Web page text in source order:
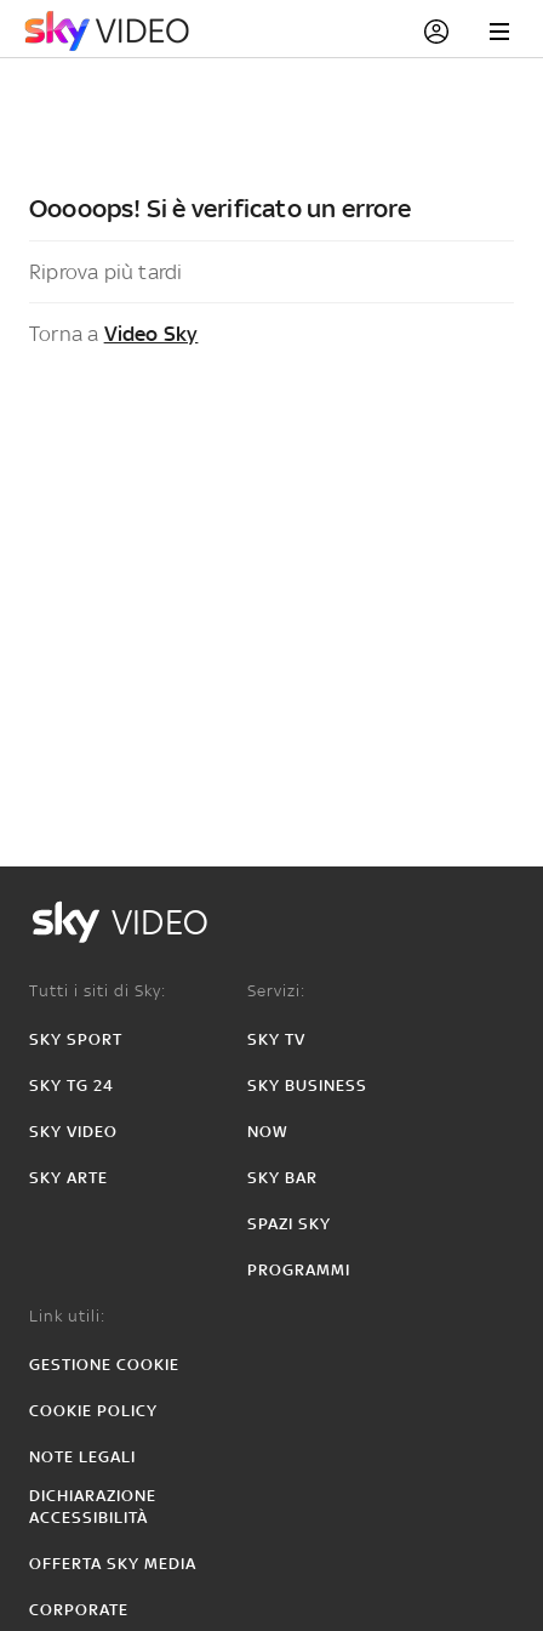
Ooooops! Si è verificato un errore
Riprova più tardi
Torna a Video Sky
VIDEO
Tutti i siti di Sky:
SKY SPORT
SKY TG 24
SKY VIDEO
SKY ARTE
Servizi:
SKY TV
SKY BUSINESS
NOW
SKY BAR
SPAZI SKY
PROGRAMMI
Link utili:
GESTIONE COOKIE
COOKIE POLICY
NOTE LEGALI
DICHIARAZIONE
ACCESSIBILITÀ
OFFERTA SKY MEDIA
CORPORATE